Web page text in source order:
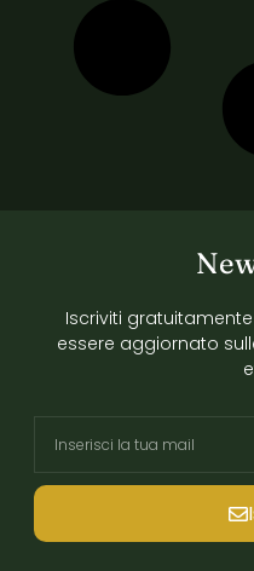
Iscriviti
essere aggiornato